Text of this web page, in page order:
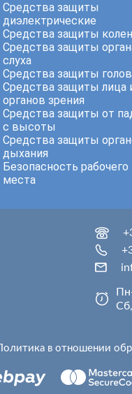
Средства защиты
диэлектрические
Средства защиты
Средства защиты
слуха
Средства защиты
Средства защиты лица
органов зрения
Средства защиты от
с высоты
Средства защиты
дыхания
Безопасность рабочего
места
Политика в отношении